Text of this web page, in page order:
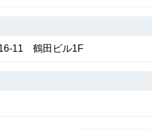
11 鶴田ビル1F